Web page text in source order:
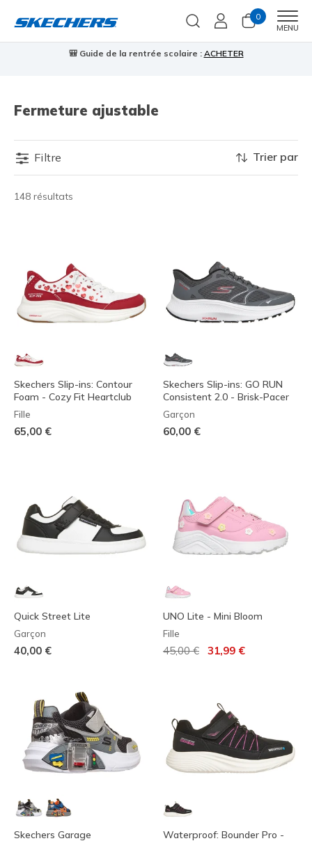
0
MENU
🎒 Guide de la rentrée scolaire : ACHETER
Fermeture ajustable
Filtre
148 résultats
Trier par
Skechers Slip-ins: Contour
Foam - Cozy Fit Heartclub
Fille
65,00 €
Skechers Slip-ins: GO RUN
Consistent 2.0 - Brisk-Pacer
Garçon
60,00 €
Quick Street Lite
Garçon
40,00 €
UNO Lite - Mini Bloom
Fille
Prix réduit de
45,00 € 31,99 €
Skechers Garage
Waterproof: Bounder Pro -